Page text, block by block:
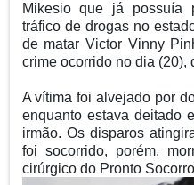
Mikesio que já possuía
tráfico de drogas no
de matar Victor Vinny
crime ocorrido no dia (20),
A vítima foi alvejado por
enquanto estava deitado
irmão. Os disparos
foi socorrido, porém,
cirúrgico do Pronto